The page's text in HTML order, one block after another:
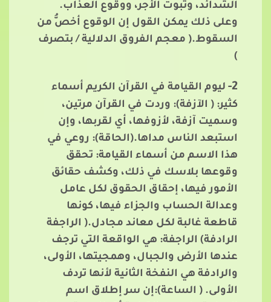
الشدائد، وثبوت الأجر، ووقوع العذاب.
وعلى ذلك يمكن القول إن الوقوع أخصُّ من
السقوط.( معجم الفروق الدلالية / بتصرف
)
2-
ليوم القيامة في القرآن الكريم أسماء
كثير: ( الآزفة): وردت في القرآن مرتين،
وسميت آزفة، لأزوفها، أي لقربها، وإن
استبعد الناس مداها.(الحاقة): روعي في
هذا الاسم من أسماء القيامة: تحقق
وقوعها بلاسك في ذلك، وكشف حقائق
الأمور فيها، إحقاق الحقوق لكل عامل
وعدالة الحساب والجزاء فيها، كونها
قاطعة غالبة لكل معاند مجادل.( الراجفة
الرادفة) الراجفة: هي الواقعة التي ترجف
عندها الأرض والجبال، وهمجيتها، الأولى،
والرادفة هي النفخة الثانية لأنها تردف
الأولى. ( الساعة):إن سر إطلاق اسم